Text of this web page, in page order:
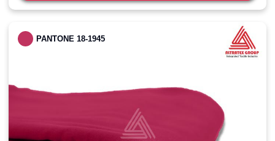
PANTONE 18-1945